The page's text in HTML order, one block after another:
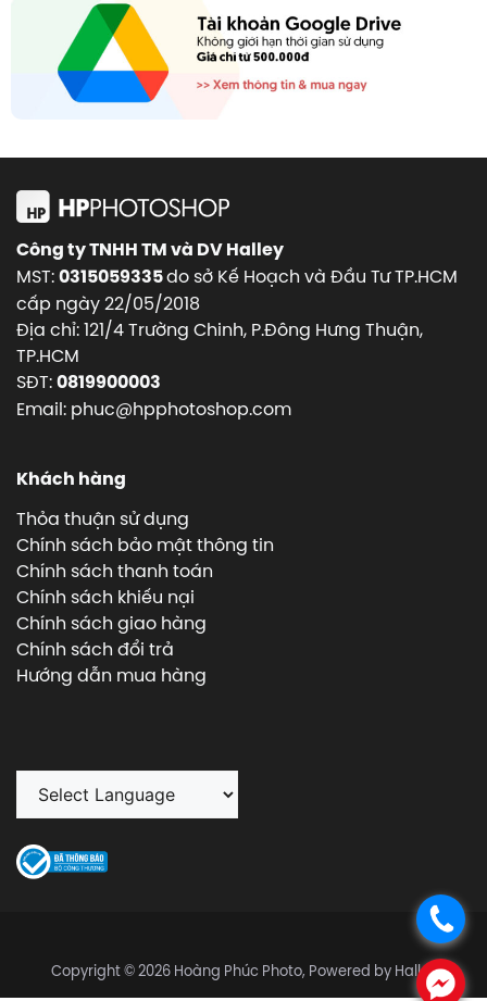
.
.
Công ty TNHH TM và DV Halley
MST:0315059335do sở Kế Hoạch và Đầu Tư TP.HCM
cấp ngày 22/05/2018
Địa chỉ: 121/4 Trường Chinh, P.Đông Hưng Thuận,
TP.HCM
SĐT:0819900003
Email: phuc@hpphotoshop.com
Khách hàng
Thỏa thuận sử dụng
Chính sách bảo mật thông tin
Chính sách thanh toán
Chính sách khiếu nại
Chính sách giao hàng
Chính sách đổi trả
Hướng dẫn mua hàng
Copyright © 2026 Hoàng Phúc Photo, Powered by Halley